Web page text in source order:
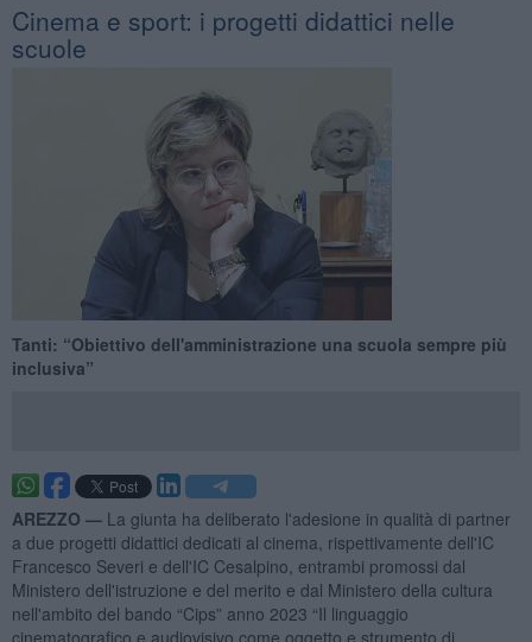
Cinema e sport: i progetti didattici nelle
scuole
Tanti: “Obiettivo dell'amministrazione una scuola sempre più
inclusiva”
AREZZO — La giunta ha deliberato l'adesione in qualità di partner
a due progetti didattici dedicati al cinema, rispettivamente dell'IC
Francesco Severi e dell'IC Cesalpino, entrambi promossi dal
Ministero dell'istruzione e del merito e dal Ministero della cultura
nell'ambito del bando “Cips” anno 2023 “Il linguaggio
cinematografico e audiovisivo come oggetto e strumento di